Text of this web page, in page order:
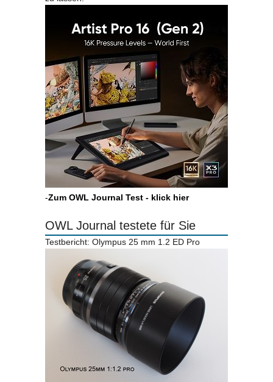
-Zum OWL Journal Test - klick hier
OWL Journal testete für Sie
Testbericht: Olympus 25 mm 1.2 ED Pro